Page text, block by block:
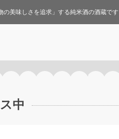
の美味しさを追求」する純米酒の酒蔵で
中